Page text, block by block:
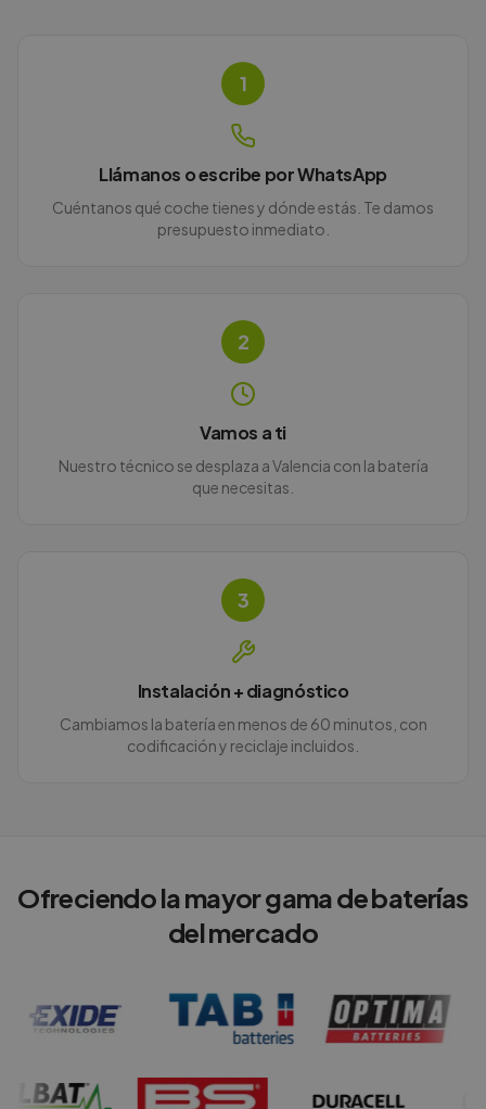
1
Llámanos o escribe por WhatsApp
Cuéntanos qué coche tienes y dónde estás. Te damos
presupuesto inmediato.
2
Vamos a ti
Nuestro técnico se desplaza a Valencia con la batería
que necesitas.
3
Instalación + diagnóstico
Cambiamos la batería en menos de 60 minutos, con
codificación y reciclaje incluidos.
Ofreciendo la mayor gama de baterías
del mercado